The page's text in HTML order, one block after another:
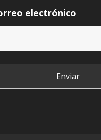
electrónico